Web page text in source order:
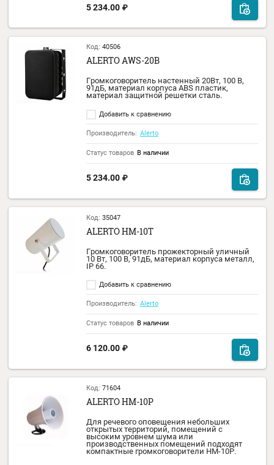
3 752.00
Код:35042
Громкоговоритель настенный 20Вт, 100 В,
91дБ, материал корпуса АВS пластик,
материал защитной решетки сталь.
Добавить к сравнению
Производитель: Alerto
Статус товаров
5 234.00₽
ALERTO AWS-20B
Громкоговоритель настенный 20Вт, 100 В,
91дБ, материал корпуса АВS пластик,
материал защитной решетки сталь.
Добавить к сравнению
5 234.00
Код:35047
ALERTO HM-10T